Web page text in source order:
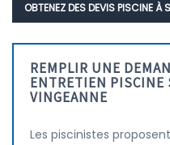
OBTENEZ DES DEVIS PISCINE
REMPLIR UNE
ENTRETIEN
VINGEANNE
Les piscinistes